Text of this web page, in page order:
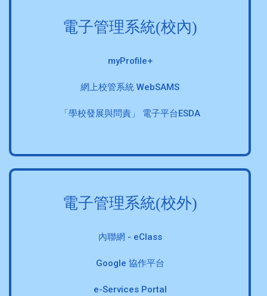
電子管理系統(校內)
myProfile+
網上校管系統 WebSAMS
「學校發展與問責」 電子平台ESDA
電子管理系統(校外)
內聯網 - eClass
Google 協作平台
e-Services Portal